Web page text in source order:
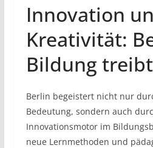
Innovation
Kreativität:
Bildung
Berlin begeistert nicht nur
Bedeutung, sondern auch
Innovationsmotor im
neue Lernmethoden und